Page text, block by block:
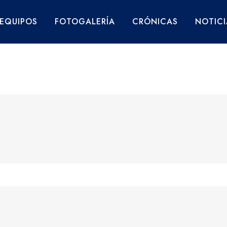
FOTOGALERÍA CRÓNICAS